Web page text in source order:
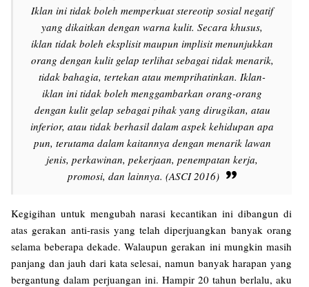
Iklan ini tidak boleh memperkuat stereotip sosial negatif
yang dikaitkan dengan warna kulit. Secara khusus,
iklan tidak boleh eksplisit maupun implisit menunjukkan
orang dengan kulit gelap terlihat sebagai tidak menarik,
tidak bahagia, tertekan atau memprihatinkan. Iklan-
iklan ini tidak boleh menggambarkan orang-orang
dengan kulit gelap sebagai pihak yang dirugikan, atau
inferior, atau tidak berhasil dalam aspek kehidupan apa
pun, terutama dalam kaitannya dengan menarik lawan
jenis, perkawinan, pekerjaan, penempatan kerja,
promosi, dan lainnya. (ASCI 2016)
Kegigihan untuk mengubah narasi kecantikan ini dibangun di
atas gerakan anti-rasis yang telah diperjuangkan banyak orang
selama beberapa dekade. Walaupun gerakan ini mungkin masih
panjang dan jauh dari kata selesai, namun banyak harapan yang
bergantung dalam perjuangan ini. Hampir 20 tahun berlalu, aku